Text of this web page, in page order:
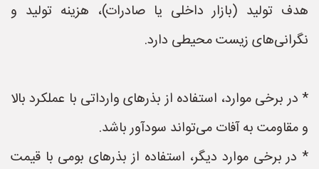
هدف تولید (بازار داخلی یا صادرات)، هزینه تولید و
نگرانی‌های زیست محیطی دارد.
* در برخی موارد، استفاده از بذرهای وارداتی با عملکرد بالا
و مقاومت به آفات می‌تواند سودآور باشد.
* در برخی موارد دیگر، استفاده از بذرهای بومی با قیمت